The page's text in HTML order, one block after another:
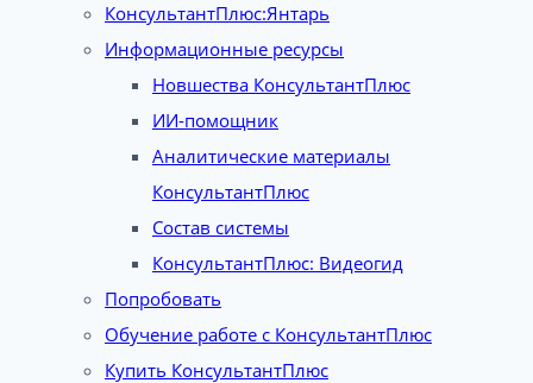
КонсультантПлюс:Янтарь
Информационные ресурсы
Новшества КонсультантПлюс
ИИ-помощник
Аналитические материалы
КонсультантПлюс
Состав системы
КонсультантПлюс: Видеогид
Попробовать
Обучение работе с КонсультантПлюс
Купить КонсультантПлюс